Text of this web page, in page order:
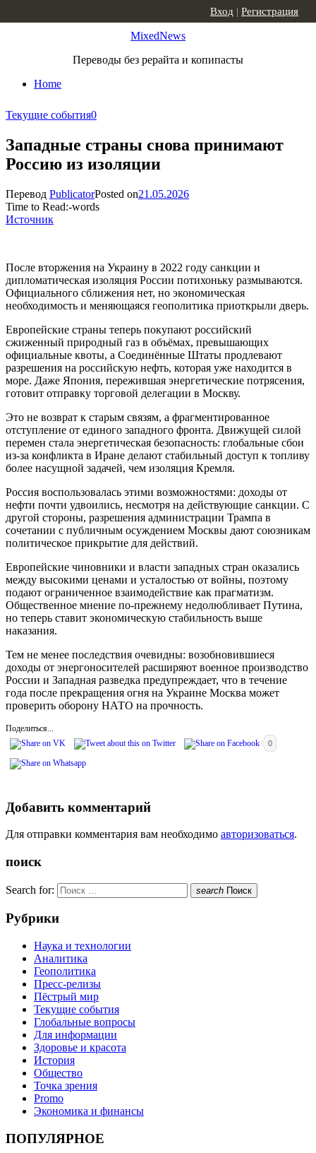
MixedNews
Переводы без рерайта и копипасты
Home
Вход | Регистрация
Текущие события0
Западные страны снова принимают
Россию из изоляции
Перевод PublicatorPosted on21.05.2026
Time to Read:-words
Источник
После вторжения на Украину в 2022 году санкции и
дипломатическая изоляция России потихоньку размываются.
Официального сближения нет, но экономическая
необходимость и меняющаяся геополитика приоткрыли дверь.
Европейские страны теперь покупают российский
сжиженный природный газ в объёмах, превышающих
официальные квоты, а Соединённые Штаты продлевают
разрешения на российскую нефть, которая уже находится в
море. Даже Япония, пережившая энергетические потрясения,
готовит отправку торговой делегации в Москву.
Это не возврат к старым связям, а фрагментированное
отступление от единого западного фронта. Движущей силой
перемен стала энергетическая безопасность: глобальные сбои
из-за конфликта в Иране делают стабильный доступ к топливу
более насущной задачей, чем изоляция Кремля.
Россия воспользовалась этими возможностями: доходы от
нефти почти удвоились, несмотря на действующие санкции. С
другой стороны, разрешения администрации Трампа в
сочетании с публичным осуждением Москвы дают союзникам
политическое прикрытие для действий.
Европейские чиновники и власти западных стран оказались
между высокими ценами и усталостью от войны, поэтому
подают ограниченное взаимодействие как прагматизм.
Общественное мнение по-прежнему недолюбливает Путина,
но теперь ставит экономическую стабильность выше
наказания.
Тем не менее последствия очевидны: возобновившиеся
доходы от энергоносителей расширяют военное производство
России и Западная разведка предупреждает, что в течение
года после прекращения огня на Украине Москва может
проверить оборону НАТО на прочность.
Поделиться...
0
Добавить комментарий
Для отправки комментария вам необходимо авторизоваться.
поиск
Search for: search Поиск
Рубрики
Наука и технологии
Аналитика
Геополитика
Пресс-релизы
Пёстрый мир
Текущие события
Глобальные вопросы
Для информации
Здоровье и красота
История
Общество
Точка зрения
Promo
Экономика и финансы
ПОПУЛЯРНОЕ